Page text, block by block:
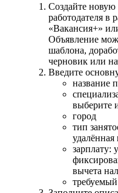
Создайте
работодателя в
«Вакансия+»
Объявление
шаблона,
черновик или
Введите
название
выберите
город
тип
удалённая
зарплату:
вычета